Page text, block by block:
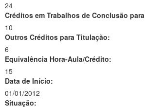
24
Créditos em Trabalhos de Conclusão
10
Outros Créditos para Titulação:
6
Equivalência Hora-Aula/Crédito:
15
Data de Início:
01/01/2012
Situação: